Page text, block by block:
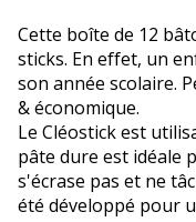
Cette boîte de 12
sticks. En effet, un
son année scolaire.
& économique.
Le Cléostick est
pâte dure est idéale
s'écrase pas et ne
été développé pour